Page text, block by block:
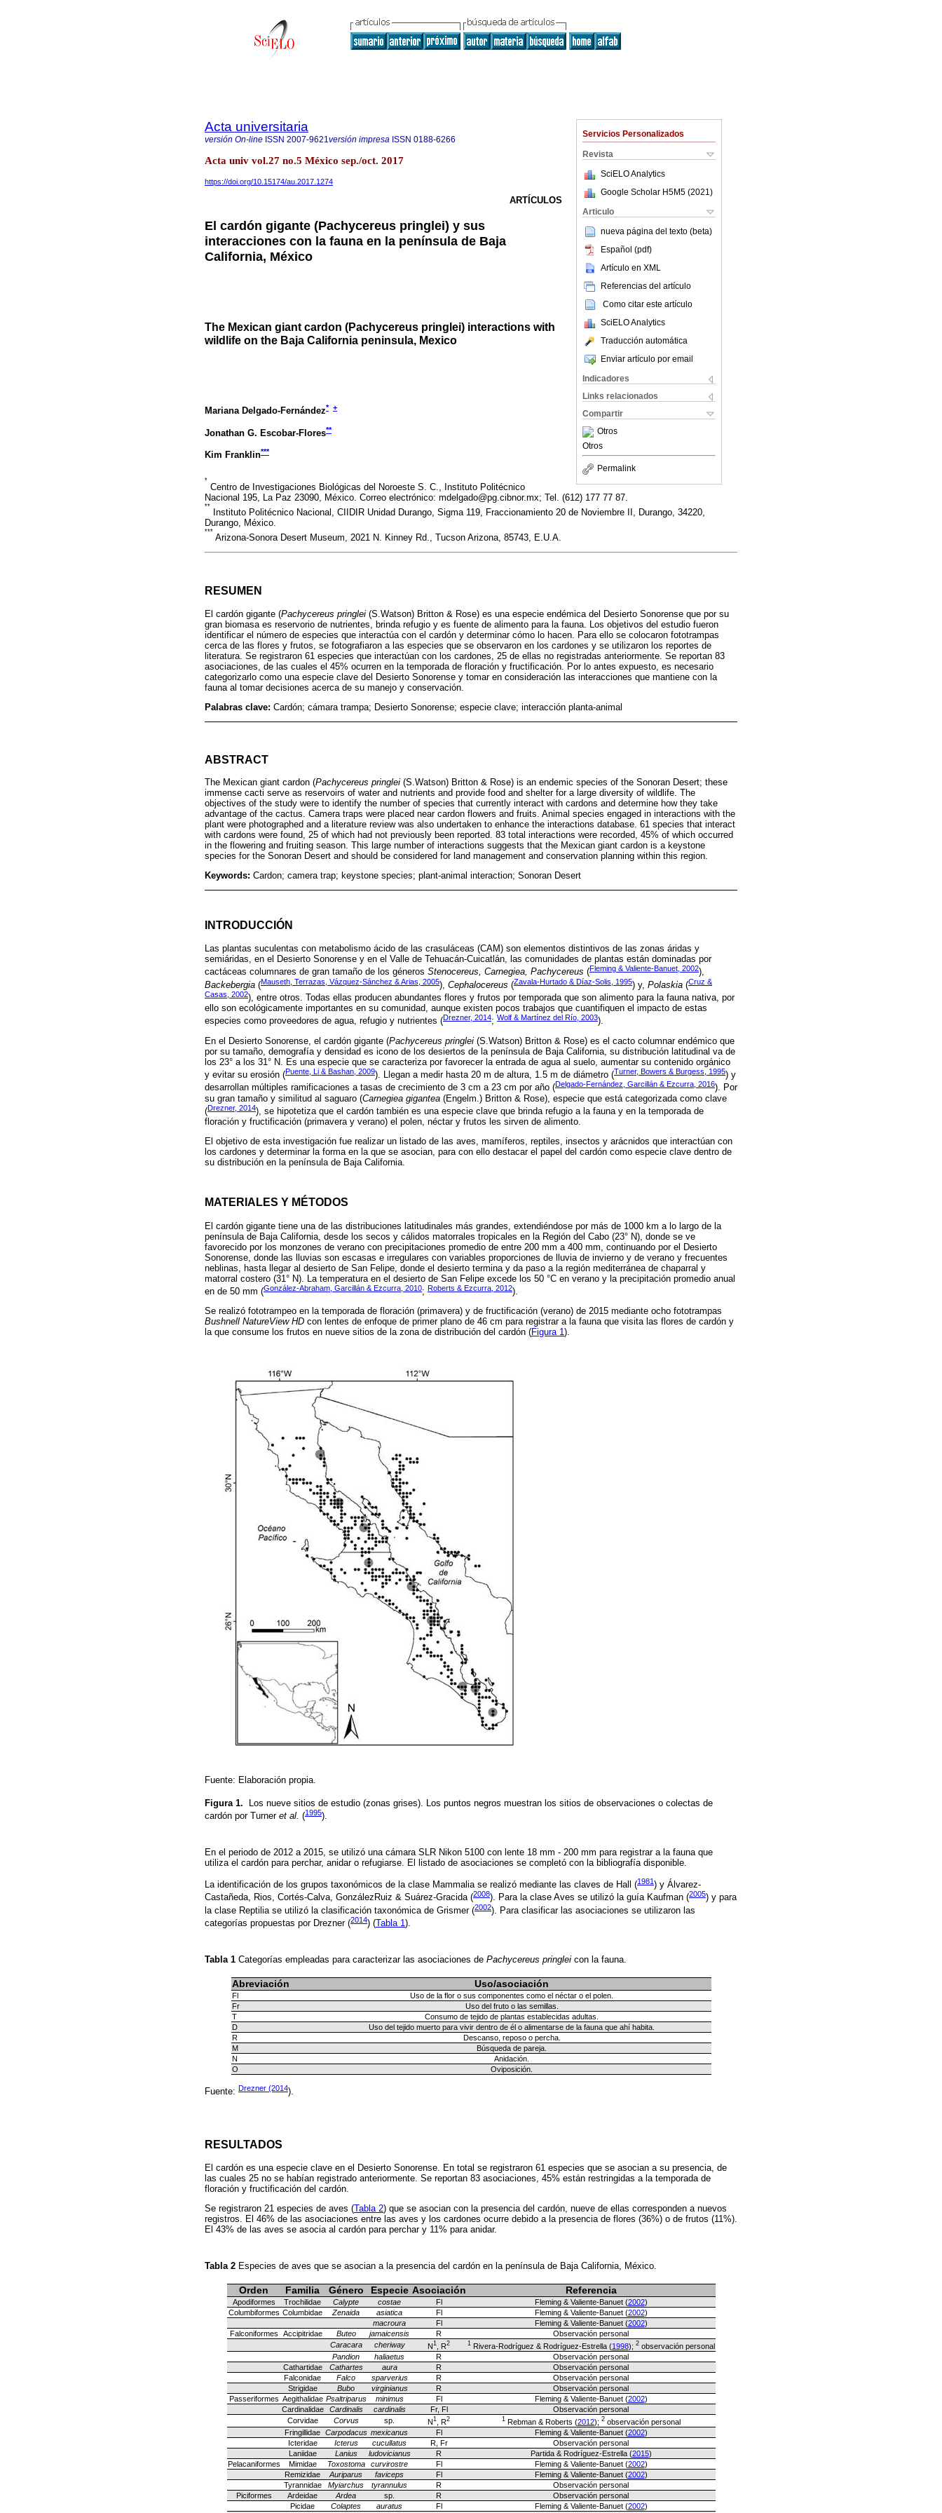
Servicios Personalizados
Revista
SciELO Analytics
Google Scholar H5M5 (2021 )
Articulo
nueva página del texto (beta)
Español (pdf)
Artículo en XML
Referencias del artículo
Como citar este artículo
SciELO Analytics
Traducción automática
Enviar artículo por email
Indicadores
Links relacionados
Compartir
Otros
Otros
Permalink
Acta universitaria
versión On-line ISSN 2007-9621versión impresa ISSN 0188-6266
Acta univ vol.27 no.5 México sep./oct. 2017
https://doi.org/10.15174/au.2017.1274
ARTÍCULOS
El cardón gigante (Pachycereus pringlei) y sus
interacciones con la fauna en la península de Baja
California, México
The Mexican giant cardon (Pachycereus pringlei) interactions with
wildlife on the Baja California peninsula, Mexico
Mariana Delgado-Fernández* +
Jonathan G. Escobar-Flores**
Kim Franklin***
*
Centro de Investigaciones Biológicas del Noroeste S. C., Instituto Politécnico
Nacional 195, La Paz 23090, México. Correo electrónico: mdelgado@pg.cibnor.mx; Tel. (612) 177 77 87.
**
Instituto Politécnico Nacional, CIIDIR Unidad Durango, Sigma 119, Fraccionamiento 20 de Noviembre II, Durango, 34220,
Durango, México.
***
Arizona-Sonora Desert Museum, 2021 N. Kinney Rd., Tucson Arizona, 85743, E.U.A.
RESUMEN
El cardón gigante (Pachycereus pringlei (S.Watson) Britton & Rose) es una especie endémica del Desierto Sonorense que por su
gran biomasa es reservorio de nutrientes, brinda refugio y es fuente de alimento para la fauna. Los objetivos del estudio fueron
identificar el número de especies que interactúa con el cardón y determinar cómo lo hacen. Para ello se colocaron fototrampas
cerca de las flores y frutos, se fotografiaron a las especies que se observaron en los cardones y se utilizaron los reportes de
literatura. Se registraron 61 especies que interactúan con los cardones, 25 de ellas no registradas anteriormente. Se reportan 83
asociaciones, de las cuales el 45% ocurren en la temporada de floración y fructificación. Por lo antes expuesto, es necesario
categorizarlo como una especie clave del Desierto Sonorense y tomar en consideración las interacciones que mantiene con la
fauna al tomar decisiones acerca de su manejo y conservación.
Palabras clave: Cardón; cámara trampa; Desierto Sonorense; especie clave; interacción planta-animal
ABSTRACT
The Mexican giant cardon (Pachycereus pringlei (S.Watson) Britton & Rose) is an endemic species of the Sonoran Desert; these
immense cacti serve as reservoirs of water and nutrients and provide food and shelter for a large diversity of wildlife. The
objectives of the study were to identify the number of species that currently interact with cardons and determine how they take
advantage of the cactus. Camera traps were placed near cardon flowers and fruits. Animal species engaged in interactions with the
plant were photographed and a literature review was also undertaken to enhance the interactions database. 61 species that interact
with cardons were found, 25 of which had not previously been reported. 83 total interactions were recorded, 45% of which occurred
in the flowering and fruiting season. This large number of interactions suggests that the Mexican giant cardon is a keystone
species for the Sonoran Desert and should be considered for land management and conservation planning within this region.
Keywords: Cardon; camera trap; keystone species; plant-animal interaction; Sonoran Desert
INTRODUCCIÓN
Las plantas suculentas con metabolismo ácido de las crasuláceas (CAM) son elementos distintivos de las zonas áridas y
semiáridas, en el Desierto Sonorense y en el Valle de Tehuacán-Cuicatlán, las comunidades de plantas están dominadas por
cactáceas columnares de gran tamaño de los géneros Stenocereus, Carnegiea, Pachycereus (Fleming & Valiente-Banuet, 2002),
Backebergia (Mauseth, Terrazas, Vázquez-Sánchez & Arias, 2005), Cephalocereus (Zavala-Hurtado & Díaz-Solis, 1995) y, Polaskia (Cruz &
Casas, 2002), entre otros. Todas ellas producen abundantes flores y frutos por temporada que son alimento para la fauna nativa, por
ello son ecológicamente importantes en su comunidad, aunque existen pocos trabajos que cuantifiquen el impacto de estas
especies como proveedores de agua, refugio y nutrientes (Drezner, 2014; Wolf & Martínez del Río, 2003).
En el Desierto Sonorense, el cardón gigante (Pachycereus pringlei (S.Watson) Britton & Rose) es el cacto columnar endémico que
por su tamaño, demografía y densidad es icono de los desiertos de la península de Baja California, su distribución latitudinal va de
los 23° a los 31° N. Es una especie que se caracteriza por favorecer la entrada de agua al suelo, aumentar su contenido orgánico
y evitar su erosión (Puente, Li & Bashan, 2009). Llegan a medir hasta 20 m de altura, 1.5 m de diámetro (Turner, Bowers & Burgess, 1995) y
desarrollan múltiples ramificaciones a tasas de crecimiento de 3 cm a 23 cm por año (Delgado-Fernández, Garcillán & Ezcurra, 2016). Por
su gran tamaño y similitud al saguaro (Carnegiea gigantea (Engelm.) Britton & Rose), especie que está categorizada como clave
(Drezner, 2014), se hipotetiza que el cardón también es una especie clave que brinda refugio a la fauna y en la temporada de
floración y fructificación (primavera y verano) el polen, néctar y frutos les sirven de alimento.
El objetivo de esta investigación fue realizar un listado de las aves, mamíferos, reptiles, insectos y arácnidos que interactúan con
los cardones y determinar la forma en la que se asocian, para con ello destacar el papel del cardón como especie clave dentro de
su distribución en la península de Baja California.
MATERIALES Y MÉTODOS
El cardón gigante tiene una de las distribuciones latitudinales más grandes, extendiéndose por más de 1000 km a lo largo de la
península de Baja California, desde los secos y cálidos matorrales tropicales en la Región del Cabo (23° N), donde se ve
favorecido por los monzones de verano con precipitaciones promedio de entre 200 mm a 400 mm, continuando por el Desierto
Sonorense, donde las lluvias son escasas e irregulares con variables proporciones de lluvia de invierno y de verano y frecuentes
neblinas, hasta llegar al desierto de San Felipe, donde el desierto termina y da paso a la región mediterránea de chaparral y
matorral costero (31° N). La temperatura en el desierto de San Felipe excede los 50 °C en verano y la precipitación promedio anual
en de 50 mm (González-Abraham, Garcillán & Ezcurra, 2010; Roberts & Ezcurra, 2012).
Se realizó fototrampeo en la temporada de floración (primavera) y de fructificación (verano) de 2015 mediante ocho fototrampas
Bushnell NatureView HD con lentes de enfoque de primer plano de 46 cm para registrar a la fauna que visita las flores de cardón y
la que consume los frutos en nueve sitios de la zona de distribución del cardón (Figura 1).
Fuente: Elaboración propia.
Figura 1.
Los nueve sitios de estudio (zonas grises). Los puntos negros muestran los sitios de observaciones o colectas de
cardón por Turner et al. (1995).
En el periodo de 2012 a 2015, se utilizó una cámara SLR Nikon 5100 con lente 18 mm - 200 mm para registrar a la fauna que
utiliza el cardón para perchar, anidar o refugiarse. El listado de asociaciones se completó con la bibliografía disponible.
La identificación de los grupos taxonómicos de la clase Mammalia se realizó mediante las claves de Hall (1981) y Álvarez-
Castañeda, Rios, Cortés-Calva, GonzálezRuiz & Suárez-Gracida (2008). Para la clase Aves se utilizó la guía Kaufman (2005) y para
la clase Reptilia se utilizó la clasificación taxonómica de Grismer (2002). Para clasificar las asociaciones se utilizaron las
categorías propuestas por Drezner (2014) (Tabla 1).
Tabla 1 Categorías empleadas para caracterizar las asociaciones de Pachycereus pringlei con la fauna.
Abreviación Uso/asociación
Fl
Uso de la flor o sus componentes como el néctar o el polen.
Fr
Uso del fruto o las semillas.
T
Consumo de tejido de plantas establecidas adultas.
D
Uso del tejido muerto para vivir dentro de él o alimentarse de la fauna que ahí habita.
R
Descanso, reposo o percha.
M
Búsqueda de pareja.
N
Anidación.
O
Oviposición.
Fuente: Drezner (2014).
RESULTADOS
El cardón es una especie clave en el Desierto Sonorense. En total se registraron 61 especies que se asocian a su presencia, de
las cuales 25 no se habían registrado anteriormente. Se reportan 83 asociaciones, 45% están restringidas a la temporada de
floración y fructificación del cardón.
Se registraron 21 especies de aves (Tabla 2) que se asocian con la presencia del cardón, nueve de ellas corresponden a nuevos
registros. El 46% de las asociaciones entre las aves y los cardones ocurre debido a la presencia de flores (36%) o de frutos (11%).
El 43% de las aves se asocia al cardón para perchar y 11% para anidar.
Tabla 2 Especies de aves que se asocian a la presencia del cardón en la península de Baja California, México.
Orden Familia Género Especie Asociación Referencia
Apodiformes Trochilidae Calypte costae Fl Fleming & Valiente-Banuet (2002)
Columbiformes Columbidae Zenaida asiatica Fl Fleming & Valiente-Banuet (2002)
macroura
Fl Fleming & Valiente-Banuet (2002)
Falconiformes
Accipitridae Buteo jamaicensis R
Observación personal
Caracara
cheriway N1 , R2 1Rivera-Rodríguez & Rodríguez-Estrella (1998); 2observación personal
Pandion
haliaetus R
Observación personal
Cathartidae
Cathartes aura R
Observación personal
Falconidae
Falco sparverius R
Observación personal
Strigidae
Bubo virginianus R
Observación personal
Passeriformes Aegithalidae Psaltriparus minimus Fl Fleming & Valiente-Banuet (2002)
Cardinalidae
Cardinalis cardinalis Fr, Fl
Observación personal
Corvidae
Corvus sp. N1 , R2 1Rebman & Roberts (2012); 2observación personal
Fringillidae Carpodacus mexicanus Fl Fleming & Valiente-Banuet (2002)
Icteridae
Icterus cucullatus R, Fr
Observación personal
Laniidae
Lanius ludovicianus R Partida & Rodríguez-Estrella (2015)
Pelacaniformes
Mimidae Toxostoma curvirostre Fl Fleming & Valiente-Banuet (2002)
Remizidae
Auriparus faviceps Fl Fleming & Valiente-Banuet (2002)
Tyrannidae
Myiarchus tyrannulus R
Observación personal
Piciformes
Ardeidae Ardea sp. R
Observación personal
Picidae
Colaptes auratus Fl Fleming & Valiente-Banuet (2002)